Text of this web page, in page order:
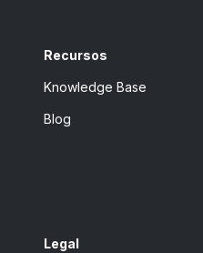
Recursos
Knowledge Base
Blog
Legal